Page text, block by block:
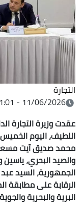
التجارة
11/06/2026 - 21:01
عقدت وزيرة التجارة
اللطيف، اليوم
محمد صديق آيت
والصيد البحري، ياسين
الجمهورية، السيد عبد
الرقابة على مطابقة
البرية والبحرية والجوية.